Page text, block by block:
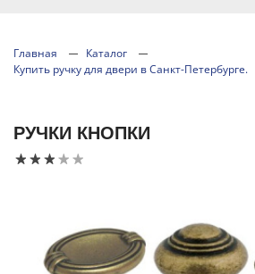
Главная
Каталог
Купить ручку для двери в Санкт-Петербурге.
РУЧКИ КНОПКИ